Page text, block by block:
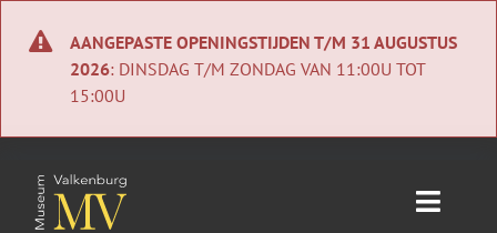
naar
AANGEPASTE OPENINGSTIJDEN T/M 31 AUGUSTUS
2026: DINSDAG T/M ZONDAG VAN 11:00U TOT
15:00U
Toggle